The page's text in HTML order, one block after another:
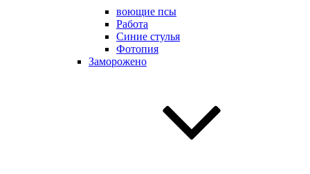
воющие псы
Работа
Синие стулья
Фотопия
Заморожено